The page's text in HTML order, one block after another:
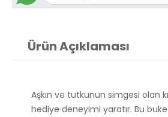
Ürün Açıklaması
Aşkın ve tutkunun simgesi olan
hediye deneyimi yaratır. Bu